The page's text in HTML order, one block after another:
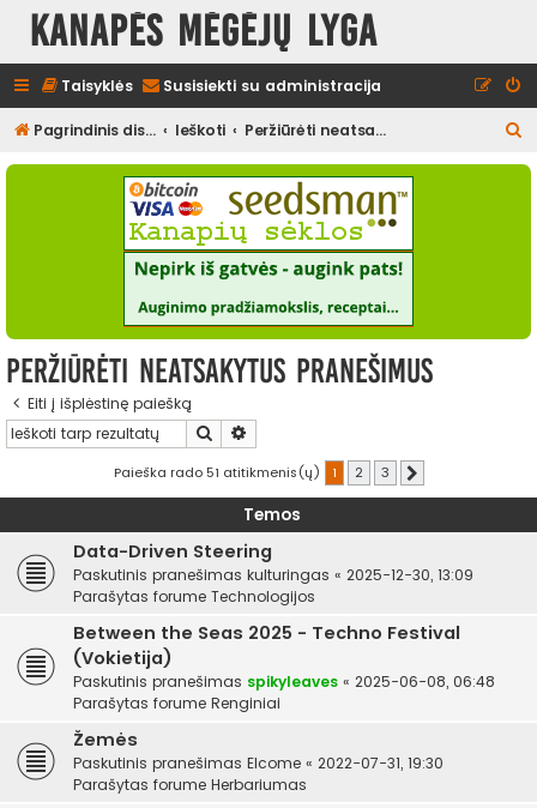
Kanapės mėgėjų lyga
Taisyklės Susisiekti su administracija
Pagrindinis diskusijų puslapis Ieškoti Peržiūrėti neatsakytus pranešimus
e
Peržiūrėti neatsakytus pranešimus
Eiti į išplėstinę paiešką
Ieškoti
Paieška rado 51 atitikmenis(ų) 1 2 3
Temos
Data-Driven Steering
Paskutinis pranešimas kulturingas « 2025-12-30, 13:09
Parašytas forume Technologijos
Between the Seas 2025 - Techno Festival
(Vokietija)
Paskutinis pranešimas spikyleaves « 2025-06-08, 06:48
Parašytas forume Renginiai
Žemės
Paskutinis pranešimas Elcome « 2022-07-31, 19:30
Parašytas forume Herbariumas